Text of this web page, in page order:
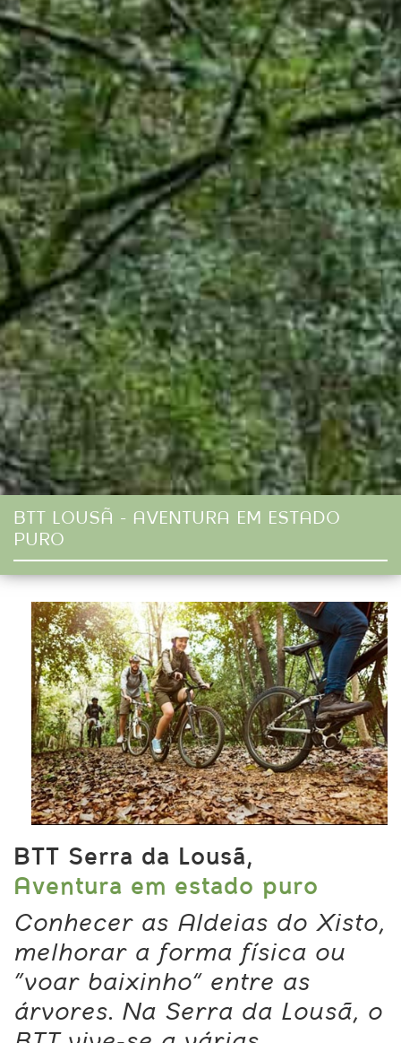
BTT LOUSÃ - AVENTURA EM ESTADO
PURO
BTT Serra da Lousã,
Aventura em estado puro
Conhecer as Aldeias do Xisto,
melhorar a forma física ou
“voar baixinho” entre as
árvores. Na Serra da Lousã, o